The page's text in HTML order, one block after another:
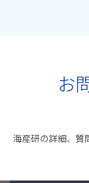
お
海産研の詳細、質